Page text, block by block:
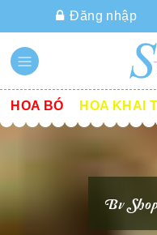
Đăng nhập
HOA BÓ HOA KHAI
Bv